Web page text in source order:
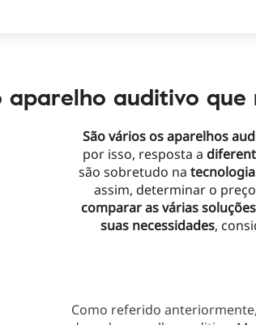
auditivo que
São vários os aparelhos
por isso, resposta a
são sobretudo na
assim, determinar o
comparar as várias
suas necessidades,
Como referido